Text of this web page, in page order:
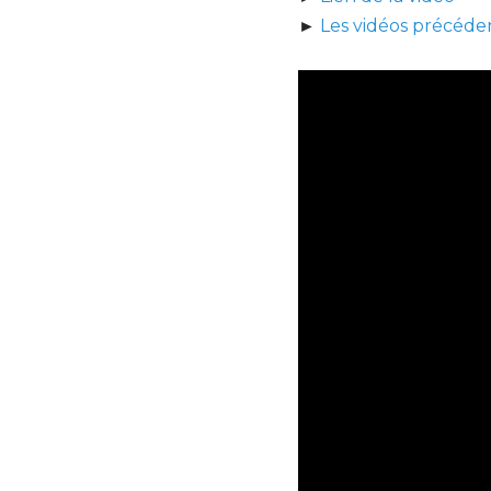
► Les vidéos